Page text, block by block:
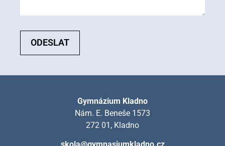
ODESLAT
Gymnázium Kladno
Nám. E. Beneše 1573
272 01, Kladno